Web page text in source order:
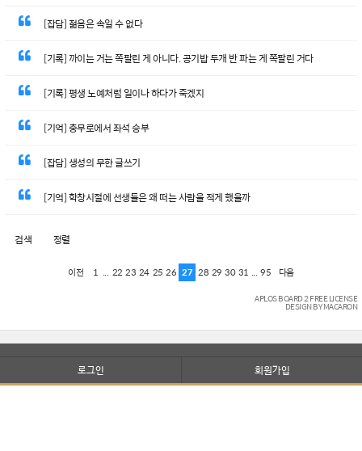
[잡담] 젊음은 속일 수 없다
[기록] 까이는 거는 쪽팔린 게 아니다. 공기밥 두개 반 파는 게 쪽팔린 거다
[기록] 평생 노예처럼 일이나 하다가 죽겠지
[기억] 충무로에서 좌석 승부
[잡담] 생성의 무한 글쓰기
[기억] 학창시절에 선생들은 왜 떠는 사람을 적게 했을까
검색 정렬
이전 1 ... 22 23 24 25 26 27 28 29 30 31 ... 95 다음
APLOS BOARD 2 FREE LICENSE
DESIGN BY MACARON
로그인 회원가입